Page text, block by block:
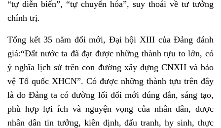
“tự diễn biến”, “tự chuyển hóa”, suy thoái về tư tưởng
chính trị.
Tổng kết 35 năm đổi mới, Đại hội XIII của Đảng đánh
giá:“Đất nước ta đã đạt được những thành tựu to lớn, có
ý nghĩa lịch sử trên con đường xây dựng CNXH và bảo
vệ Tổ quốc XHCN”. Có được những thành tựu trên đây
là do Đảng ta có đường lối đổi mới đúng đắn, sáng tạo,
phù hợp lợi ích và nguyện vọng của nhân dân, được
nhân dân tin tưởng, kiên định, đấu tranh, hy sinh, thực